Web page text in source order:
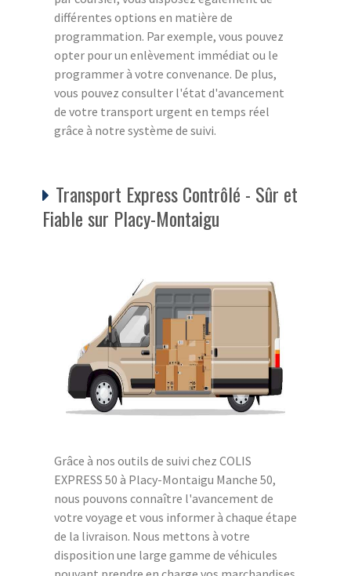
différentes options en matière de
programmation. Par exemple, vous pouvez
opter pour un enlèvement immédiat ou le
programmer à votre convenance. De plus,
vous pouvez consulter l'état d'avancement
de votre transport urgent en temps réel
grâce à notre système de suivi.
Transport Express Contrôlé - Sûr et
Fiable sur Placy-Montaigu
Grâce à nos outils de suivi chez COLIS
EXPRESS 50 à Placy-Montaigu Manche 50,
nous pouvons connaître l'avancement de
votre voyage et vous informer à chaque étape
de la livraison. Nous mettons à votre
disposition une large gamme de véhicules